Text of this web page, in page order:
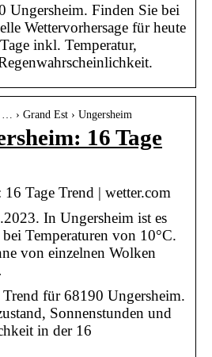
Ungersheim. Finden Sie bei
Wettervorhersage für heute
inkl. Temperatur,
› Grand Est › Ungersheim
16 Tage
Tage Trend | wetter.com
In Ungersheim ist es
Temperaturen von 10°C.
von einzelnen Wolken
Trend für 68190 Ungersheim.
Sonnenstunden und
in der 16